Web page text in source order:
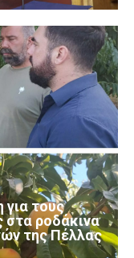
τους
ροδάκινα
της Πέλλας